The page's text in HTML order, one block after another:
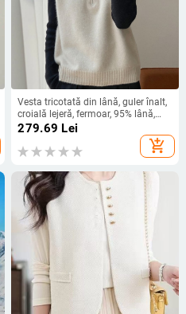
Vesta tricotată din lână, guler înalt,
croială lejeră, fermoar, 95% lână,
lungime medie
279.69 Lei
add_shopping_cart